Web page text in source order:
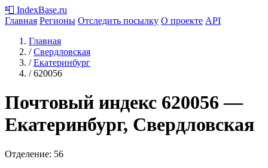
📮 IndexBase.ru
Главная Регионы Отследить посылку О проекте API
Главная
/ Свердловская
/ Екатеринбург
/ 620056
Почтовый индекс 620056 —
Екатеринбург, Свердловская
Отделение: 56